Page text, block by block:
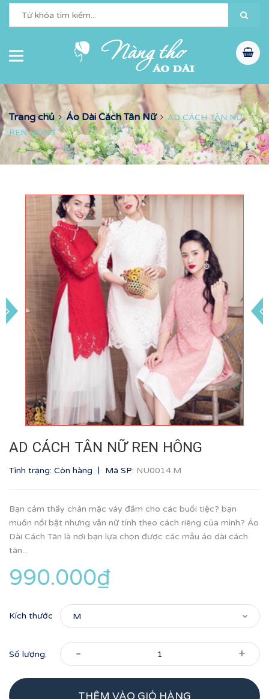
Trang chủ Áo Dài Cách Tân Nữ
AD CÁCH TÂN NỮ
REN HÔNG
AD CÁCH TÂN NỮ REN HÔNG
Tình trạng: Còn hàng | Mã SP: NU0014.M
Bạn cảm thấy chán mặc váy đầm cho các buổi tiệc? bạn
muốn nổi bật nhưng vẫn nữ tính theo cách riêng của mình? Áo
Dài Cách Tân là nơi bạn lựa chọn được các mẫu áo dài cách
tân...
990.000₫
Kích thước
Số lượng: - +
THÊM VÀO GIỎ HÀNG